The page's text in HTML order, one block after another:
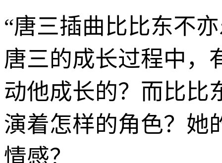
“唐三插曲比比东不
唐三的成长过程中，
动他成长的？而比比
演着怎样的角色？她
情感？